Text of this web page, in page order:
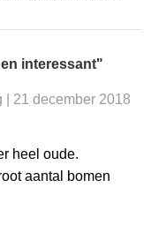
interessant"
| 21 december 2018
heel oude.
aantal bomen